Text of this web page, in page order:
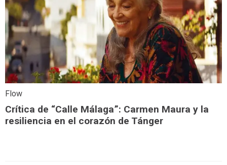
Flow
Crítica de “Calle Málaga”: Carmen Maura y la
resiliencia en el corazón de Tánger